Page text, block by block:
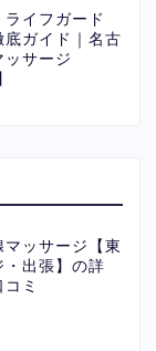
ライフガード
ガイド｜名古
ッサージ
ッサージ【東
・出張】の詳
ミ